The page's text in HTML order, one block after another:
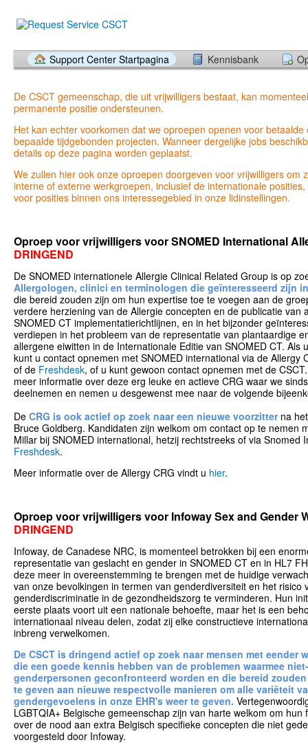
Support Center Startpagina Kennisbank
De CSCT gemeenschap, die uit vrijwilligers bestaat, kan
permanente positie ondersteunen.
Het kan echter voorkomen dat we oproepen openen voor
bepaalde tijdgebonden projecten. Wanneer dergelijke jobs
details op deze pagina worden geplaatst.
We zullen hier ook onze oproepen doorgeven voor vrijwilligers om
interne of externe werkgroepen, inclusief de internationale
voor posities binnen ons interessegebied in onze lidinstellingen.
Oproep voor vrijwilligers voor SNOMED International
DRINGEND
De SNOMED internationele Allergie Clinical Related Group is op
Allergologen, clinici en terminologen die geïnteresseerd zijn
die bereid zouden zijn om hun expertise toe te voegen aan de
verdere herziening van de Allergie concepten en de publicatie van
SNOMED CT implementatierichtlijnen, en in het bijzonder
verdiepen in het probleem van de representatie van plantaardige
allergene eiwitten in de Internationale Editie van SNOMED CT. Als
kunt u contact opnemen met SNOMED international via de Allergy
of de Freshdesk, of u kunt gewoon contact opnemen met de
meer informatie over deze erg leuke en actieve CRG waar we
deelnemen en nemen u desgewenst mee naar de volgende
De CRG is ook actief op zoek naar een nieuwe voorzitterna
Bruce Goldberg. Kandidaten zijn welkom om contact op te nemen
Millar bij SNOMED international, hetzij rechtstreeks of via Snomed
Freshdesk.
Meer informatie over de Allergy CRG vindt u hier.
Oproep voor vrijwilligers voor Infoway Sex and Gender
DRINGEND
Infoway, de Canadese NRC, is momenteel betrokken bij een
representatie van geslacht en gender in SNOMED CT en in HL7
deze meer in overeenstemming te brengen met de huidige
van onze bevolkingen in termen van genderdiversiteit en het risico
genderdiscriminatie in de gezondheidszorg te verminderen. Hun
eerste plaats voort uit een nationale behoefte, maar het is een
internationaal niveau delen, zodat zij elke constructieve
inbreng verwelkomen.
De CSCT is dringend actief op zoek naar mensen met eender
die een goede kennis hebben van de problemen waarmee
genderpersonen geconfronteerd worden en die bereid
te geven aan nieuwe respectvolle manieren om alle variëteit
gendergevoelens in onze EHR's weer te geven.
LGBTQIA+ Belgische gemeenschap zijn van harte welkom om hun
over de nood aan extra Belgisch specifieke concepten die niet
voorgesteld door Infoway.